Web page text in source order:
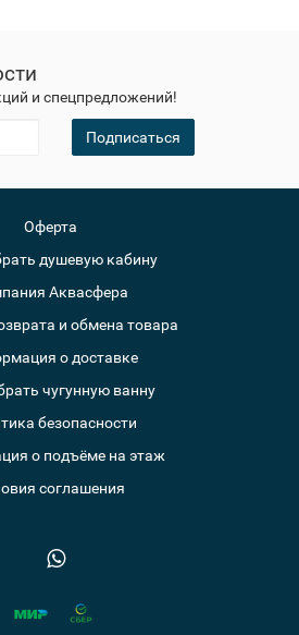
и спецпредложений!
Подписаться
Оферта
душевую кабину
Аквасфера
и обмена товара
о доставке
чугунную ванну
безопасности
о подъёме на этаж
соглашения